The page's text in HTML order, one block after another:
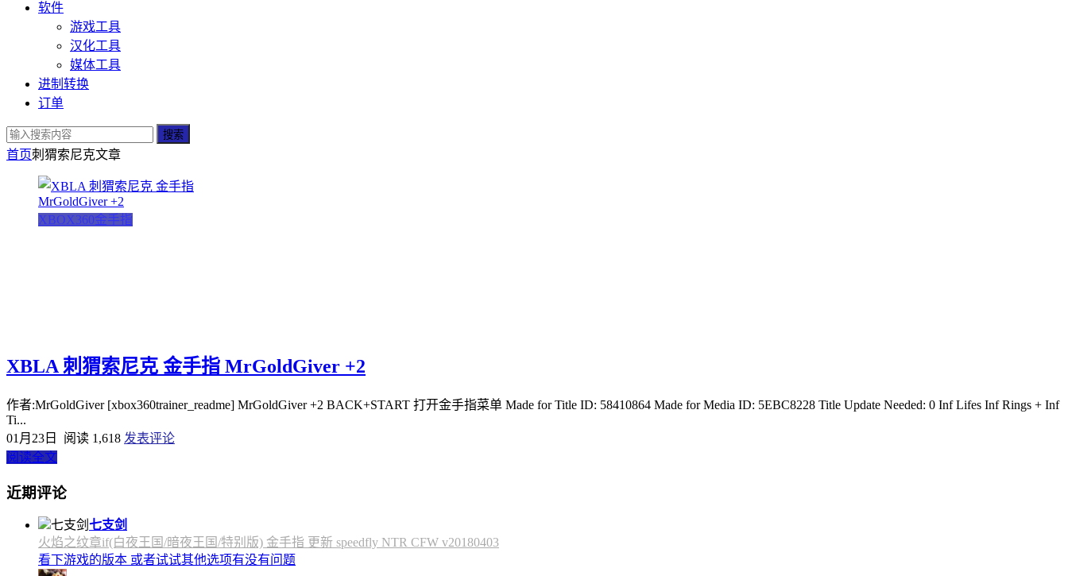
软件
游戏工具
汉化工具
媒体工具
进制转换
订单
搜索
首页刺猬索尼克文章
XBOX360金手指
XBLA 刺猬索尼克 金手指 MrGoldGiver +2
作者:MrGoldGiver [xbox360trainer_readme] MrGoldGiver +2 BACK+START 打开金手指菜单 Made for Title ID: 58410864 Made for Media ID: 5EBC8228 Title Update Needed: 0 Inf Lifes Inf Rings + Inf
Ti...
01月23日
阅读 1,618 发表评论
阅读全文
近期评论
七支剑
火焰之纹章if(白夜王国/暗夜王国/特别版) 金手指 更新 speedfly NTR CFW v20180403
看下游戏的版本 或者试试其他选项有没有问题